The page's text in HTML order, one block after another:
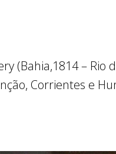
(Bahia,1814 – Rio
Corrientes e